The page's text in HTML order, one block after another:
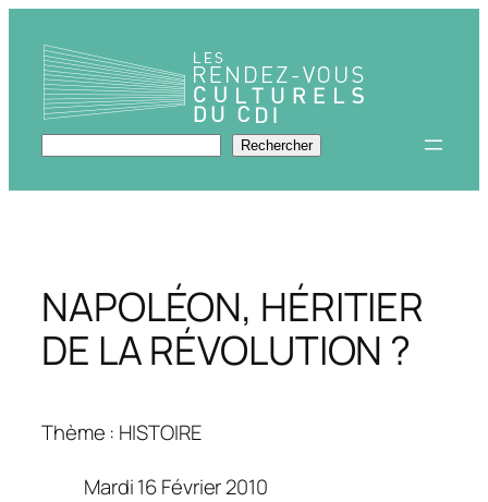
contenu
Rechercher Rechercher
NAPOLÉON, HÉRITIER
DE LA RÉVOLUTION ?
Thème : HISTOIRE
Mardi 16 Février 2010